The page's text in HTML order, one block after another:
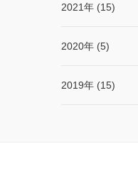
2021年 (15)
2020年 (5)
2019年 (15)